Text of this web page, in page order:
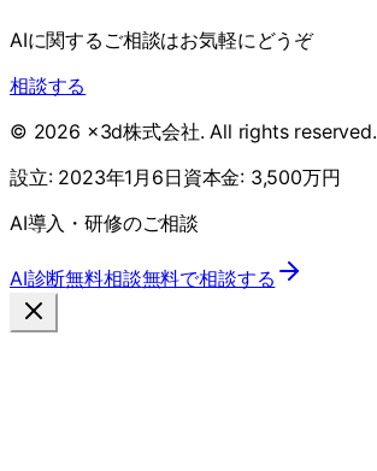
AIに関するご相談はお気軽にどうぞ
相談する
© 2026 x3d株式会社. All rights reserved.
設立: 2023年1月6日資本金: 3,500万円
AI導入・研修のご相談
AI診断無料相談無料で相談する